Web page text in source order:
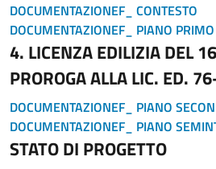
DOCUMENTAZIONEF_ CONTESTO
DOCUMENTAZIONEF_ PIANO PRIMO
4. LICENZA EDILIZIA DEL
PROROGA ALLA LIC. ED.
DOCUMENTAZIONEF_ PIANO
DOCUMENTAZIONEF_ PIANO
STATO DI PROGETTO